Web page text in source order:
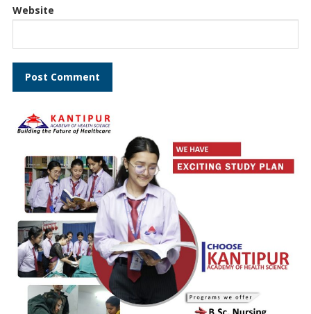
Website